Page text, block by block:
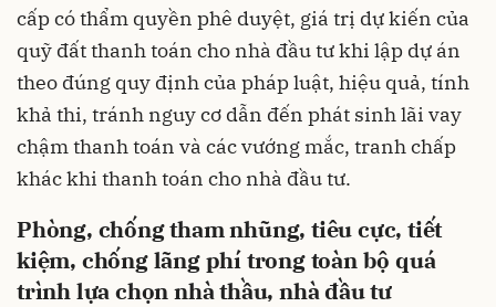
cấp có thẩm quyền phê duyệt, giá trị dự kiến của
quỹ đất thanh toán cho nhà đầu tư khi lập dự án
theo đúng quy định của pháp luật, hiệu quả, tính
khả thi, tránh nguy cơ dẫn đến phát sinh lãi vay
chậm thanh toán và các vướng mắc, tranh chấp
khác khi thanh toán cho nhà đầu tư.
Phòng, chống tham nhũng, tiêu cực, tiết
kiệm, chống lãng phí trong toàn bộ quá
trình lựa chọn nhà thầu, nhà đầu tư